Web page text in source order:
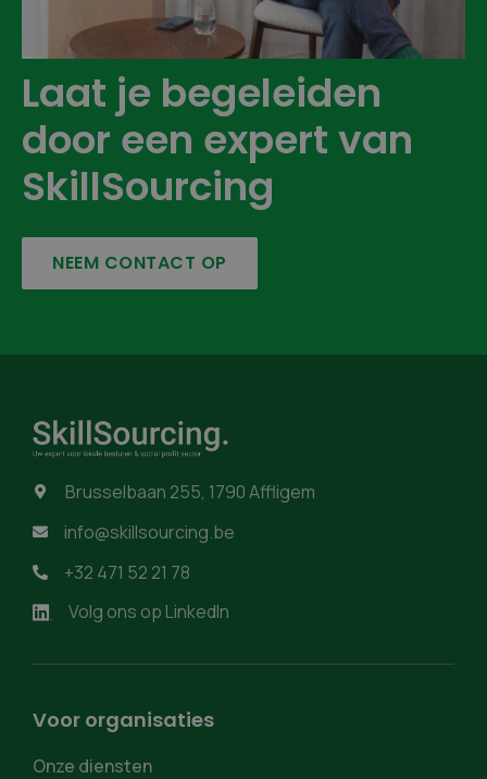
Laat je begeleiden
door een expert van
SkillSourcing
NEEM CONTACT OP
 Brusselbaan 255, 1790 Affligem
 info@skillsourcing.be

+32 471 52 21 78
Volg ons op LinkedIn
Voor organisaties
Onze diensten